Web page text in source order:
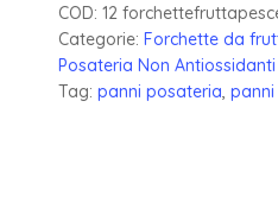
COD: 12
Categorie: Forchette da
Posateria Non Antiossidanti
Tag: panni posateria, panni